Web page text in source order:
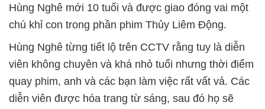
Hùng Nghê mới 10 tuổi và được giao đóng vai một
chú khỉ con trong phần phim Thủy Liêm Động.
Hùng Nghê từng tiết lộ trên CCTV rằng tuy là diễn
viên không chuyên và khá nhỏ tuổi nhưng thời điểm
quay phim, anh và các bạn làm việc rất vất vả. Các
diễn viên được hóa trang từ sáng, sau đó họ sẽ